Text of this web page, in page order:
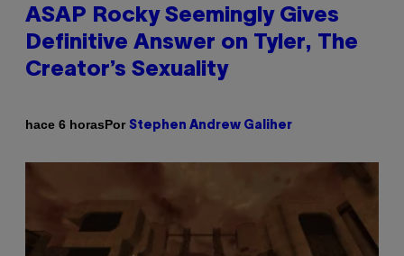
ASAP Rocky Seemingly Gives
Definitive Answer on Tyler, The
Creator’s Sexuality
hace 6 horasPor Stephen Andrew Galiher